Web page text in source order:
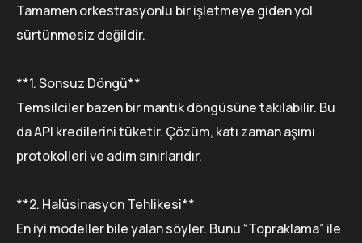
Tamamen orkestrasyonlu bir işletmeye giden yol
sürtünmesiz değildir.
**1. Sonsuz Döngü**
Temsilciler bazen bir mantık döngüsüne takılabilir. Bu
da API kredilerini tüketir. Çözüm, katı zaman aşımı
protokolleri ve adım sınırlarıdır.
**2. Halüsinasyon Tehlikesi**
En iyi modeller bile yalan söyler. Bunu “Topraklama” ile